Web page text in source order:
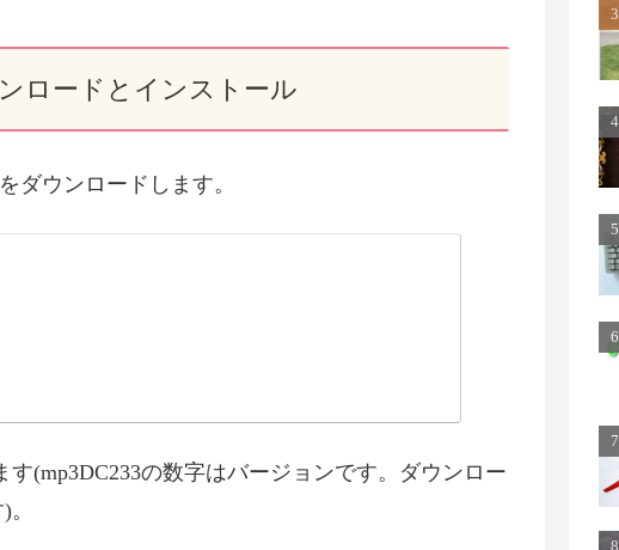
ロードとインストール
ダウンロードします。
(mp3DC233の数字はバージョンです。ダウンロー